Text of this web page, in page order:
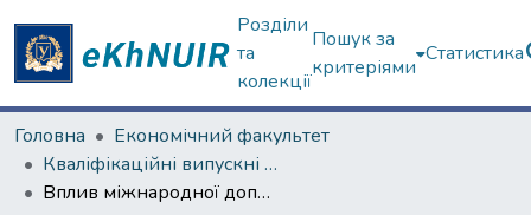
Розділи
та
колекції
Пошук за
критеріями
Статистика
Головна
Економічний факультет
Кваліфікаційні випускні роботи магістрів. Економічний факультет
Вплив міжнародної допомоги на економіку України